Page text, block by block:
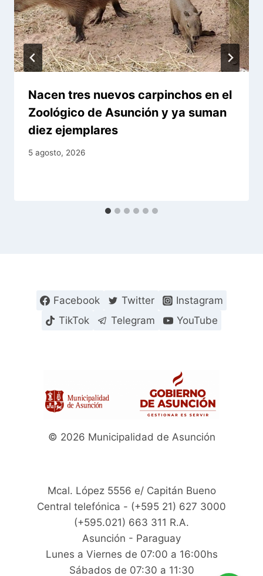
Nacen tres nuevos carpinchos en el
Zoológico de Asunción y ya suman
diez ejemplares
5 agosto, 2026
Facebook Twitter
Instagram
TikTok
Telegram YouTube
© 2026 Municipalidad de Asunción
Mcal. López 5556 e/ Capitán Bueno
Central telefónica - (+595 21) 627 3000
(+595.021) 663 311 R.A.
Asunción - Paraguay
Lunes a Viernes de 07:00 a 16:00hs
Sábados de 07:30 a 11:30